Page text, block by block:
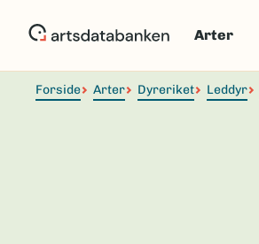
Arter
Forside Arter Dyreriket Leddyr